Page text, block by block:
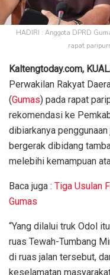
HADIRI : Anggota DPRD
rapat
Kaltengtoday.com,
Perwakilan Rakyat
(Gumas) pada rapat
rekomendasi ke
dibiarkanya
bergerak dibidang
melebihi kemampuan
Baca juga : Tiga Usulan
Gumas
“Yang dilalui truk Odol
ruas Tewah-Tumbang
di ruas jalan tersebut,
keselamatan